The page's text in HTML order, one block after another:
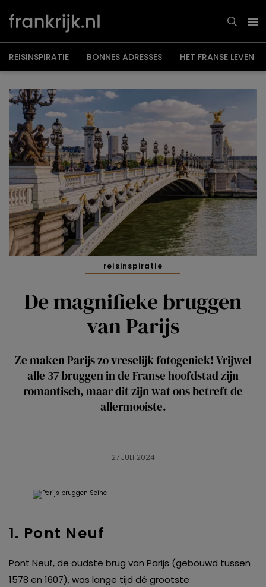
naar
inhoud
REISINSPIRATIE BONNES ADRESSES HET FRANSE LEVEN
reisinspiratie
De magnifieke bruggen
van Parijs
Ze maken Parijs zo vreselijk fotogeniek! Vrijwel
alle 37 bruggen in de Franse hoofdstad zijn
romantisch, maar dit zijn wat ons betreft de
allermooiste.
27 JULI 2024
1. Pont Neuf
Pont Neuf, de oudste brug van Parijs (gebouwd tussen
1578 en 1607), was lange tijd dé grootste